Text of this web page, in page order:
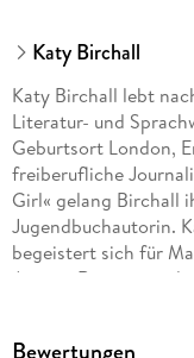
Katy Birchall
Katy Birchall lebt
Literatur- und
Geburtsort London,
freiberufliche
Girl« gelang Birchall
Jugendbuchautorin.
begeistert sich für
Austen-Romane und